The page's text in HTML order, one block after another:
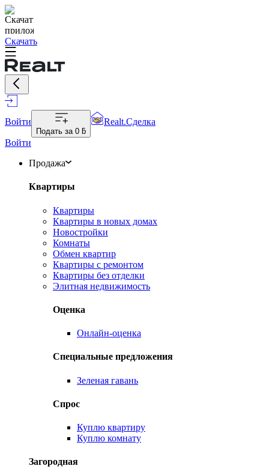
Скачать
Войти
Подать за 0 ƃ
Realt.Сделка
Войти
Продажа
Квартиры
Квартиры
Квартиры в новых домах
Новостройки
Комнаты
Обмен квартир
Квартиры с ремонтом
Квартиры без отделки
Элитная недвижимость
Оценка
Онлайн-оценка
Специальные предложения
Зеленая гавань
Спрос
Куплю квартиру
Куплю комнату
Загородная